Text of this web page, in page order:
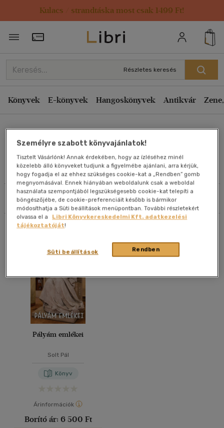
Kulacs / strandtáska most csak 1499 Ft!
Törzsvásárlói Kártya adatai
Részletes keresés
Könyvek E-könyvek Hangoskönyvek Antikvár
Solt Pál
Művei
Szűrés Rendezés
Rendezés
Kiadás éve szerint csökkenő
Ár szerint csökkenő
Eladott darabszám szerint csökkenő
Eladott darabszám szerint növekvő
Cím szerint A-Z
Szerző szerint A-Z
Megjelenítés
20 db / oldal
Alkalmaz
Pályám emlékei
Solt Pál
Könyv
Árinformációk
Borító ár: 6 500 Ft
Személyre szabott könyvajánlatok!
Tisztelt Vásárlónk! Annak érdekében, hogy az ízléséhez minél
közelebb álló könyveket tudjunk a figyelmébe ajánlani, arra kérjük,
hogy fogadja el az ehhez szükséges cookie-kat a „Rendben” gomb
megnyomásával. Ennek hiányában weboldalunk csak a weboldal
használata szempontjából legszükségesebb cookie-kat telepíti a
böngészőjébe, de cookie-preferenciáit később is bármikor
módosíthatja a Süti beállítások menüpontban. További részletekért
olvassa el a
Libri Könyvkereskedelmi Kft. adatkezelési
tájékoztatóját!
Rendben
Süti beállítások